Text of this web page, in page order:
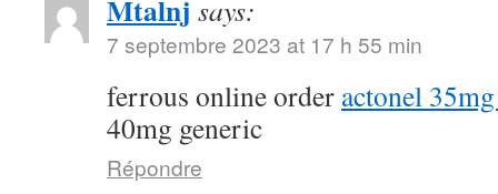
Mtalnj says:
7 septembre 2023 at 17 h 55 min
ferrous online order actonel
40mg generic
Répondre